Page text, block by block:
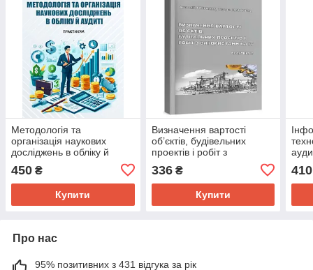
Методологія та
організація наукових
досліджень в обліку й
Лемішовська О.С.
450 ₴
Купити
Визначення вартості
об’єктів, будівельних
проектів і робіт з
практикум Гавриляк А.С.
Петрушка Т.О.
336₴
Купити
410
Про нас
95% позитивних з 431 відгука за рік